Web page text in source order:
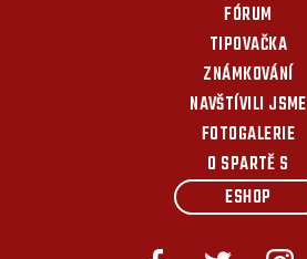
FÓRUM
TIPOVAČKA
ZNÁMKOVÁNÍ
NAVŠTÍVILI JSME
FOTOGALERIE
O SPARTĚ S
ESHOP